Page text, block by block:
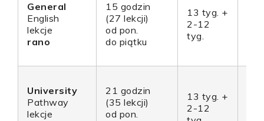
General
English
lekcje
rano
15 godzin
(27 lekcji)
od pon.
do piątku
13 tyg. +
2-12
tyg.
University
Pathway
lekcje
21 godzin
(35 lekcji)
od pon.
13 tyg. +
2-12